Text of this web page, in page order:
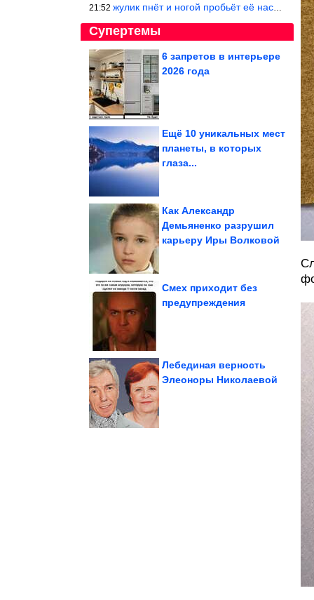
21:52 жулик пнёт и ногой пробьёт её насквозь. Но даже если и никогда н
Супертемы
Топ-10 цветов-
6 запретов в интерьере
2026 года
Ещё 10 уникальных мест
планеты, в которых
глаза...
Как Александр
Демьяненко разрушил
карьеру Иры Волковой
Смех приходит без
предупреждения
Лебединая верность
Элеоноры Николаевой